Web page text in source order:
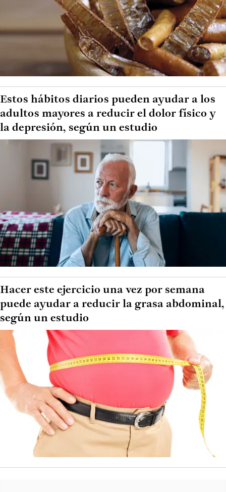
Estos hábitos diarios pueden ayudar a los
adultos mayores a reducir el dolor físico y
la depresión, según un estudio
Hacer este ejercicio una vez por semana
puede ayudar a reducir la grasa abdominal,
según un estudio